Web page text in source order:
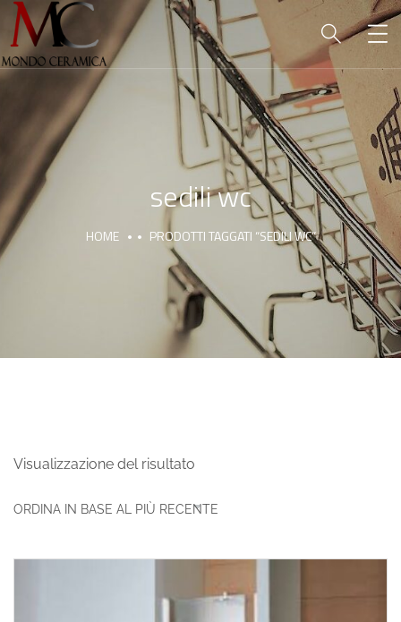
sedili wc
HOME PRODOTTI TAGGATI “SEDILI WC”
Visualizzazione del risultato